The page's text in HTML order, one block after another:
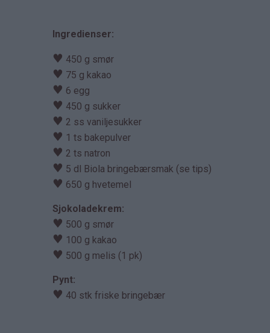
Ingredienser:
♥ 450 g smør
♥ 75 g kakao
♥ 6 egg
♥ 450 g sukker
♥ 2 ss vaniljesukker
♥ 1 ts bakepulver
♥ 2 ts natron
♥ 5 dl Biola bringebærsmak (se tips)
♥ 650 g hvetemel
Sjokoladekrem:
♥ 500 g smør
♥ 100 g kakao
♥ 500 g melis (1 pk)
Pynt:
♥ 40 stk friske bringebær